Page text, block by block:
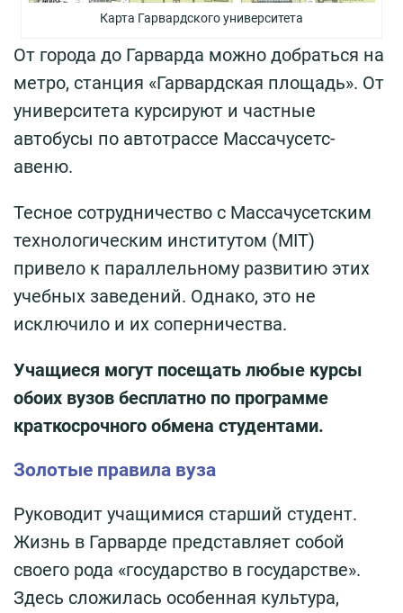
Карта Гарвардского университета
От города до Гарварда можно добраться на
метро, станция «Гарвардская площадь». От
университета курсируют и частные
автобусы по автотрассе Массачусетс-
авеню.
Тесное сотрудничество с Массачусетским
технологическим институтом (MIT)
привело к параллельному развитию этих
учебных заведений. Однако, это не
исключило и их соперничества.
Учащиеся могут посещать любые курсы
обоих вузов бесплатно по программе
краткосрочного обмена студентами.
Золотые правила вуза
Руководит учащимися старший студент.
Жизнь в Гарварде представляет собой
своего рода «государство в государстве».
Здесь сложилась особенная культура,